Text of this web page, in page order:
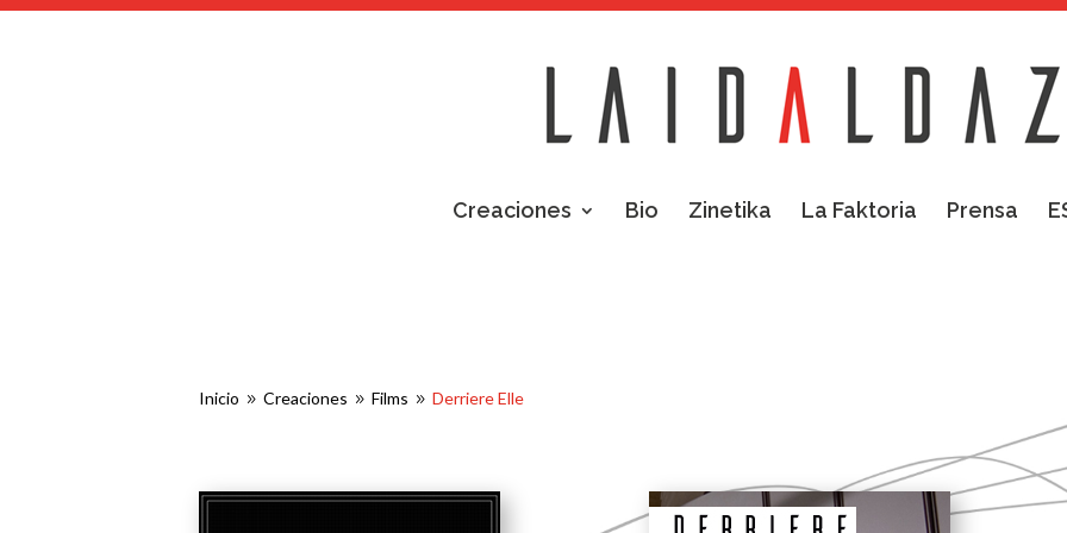
Creaciones Bio Zinetika La Faktoria Prensa
Inicio 9 Creaciones 9 Films 9 Derriere Elle